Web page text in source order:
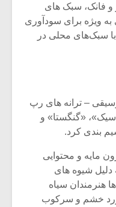
و فانک، سبک ‌های
به ویژه برای سودآوری
سبک‌های محلی در
– ترانه های رپ
«گنگستا» و
بندی کرد.
مایه و محتوایی
دلیل شیوه های
هنرمندان سیاه
خشم و سرکوب